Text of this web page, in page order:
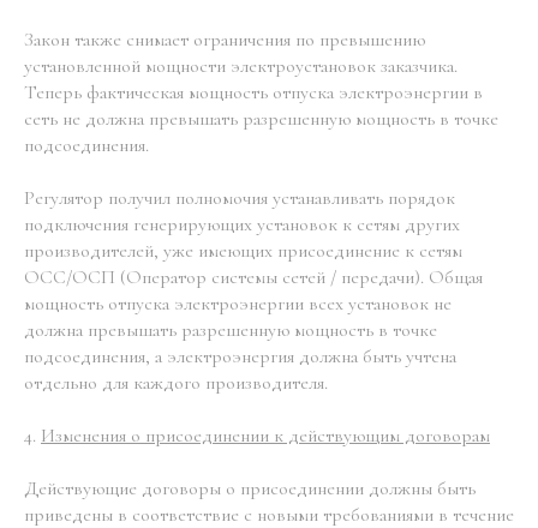
Закон также снимает ограничения по превышению
установленной мощности электроустановок заказчика.
Теперь фактическая мощность отпуска электроэнергии в
сеть не должна превышать разрешенную мощность в точке
подсоединения.
Регулятор получил полномочия устанавливать порядок
подключения генерирующих установок к сетям других
производителей, уже имеющих присоединение к сетям
ОСС/ОСП (Оператор системы сетей / передачи). Общая
мощность отпуска электроэнергии всех установок не
должна превышать разрешенную мощность в точке
подсоединения, а электроэнергия должна быть учтена
отдельно для каждого производителя.
4. Изменения о присоединении к действующим договорам
Действующие договоры о присоединении должны быть
приведены в соответствие с новыми требованиями в течение